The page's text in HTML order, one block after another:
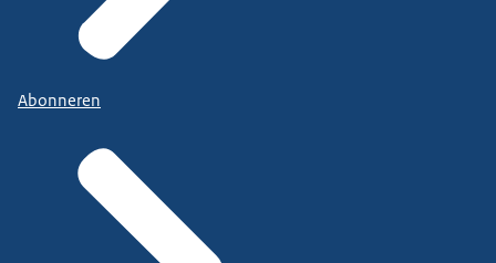
Abonneren